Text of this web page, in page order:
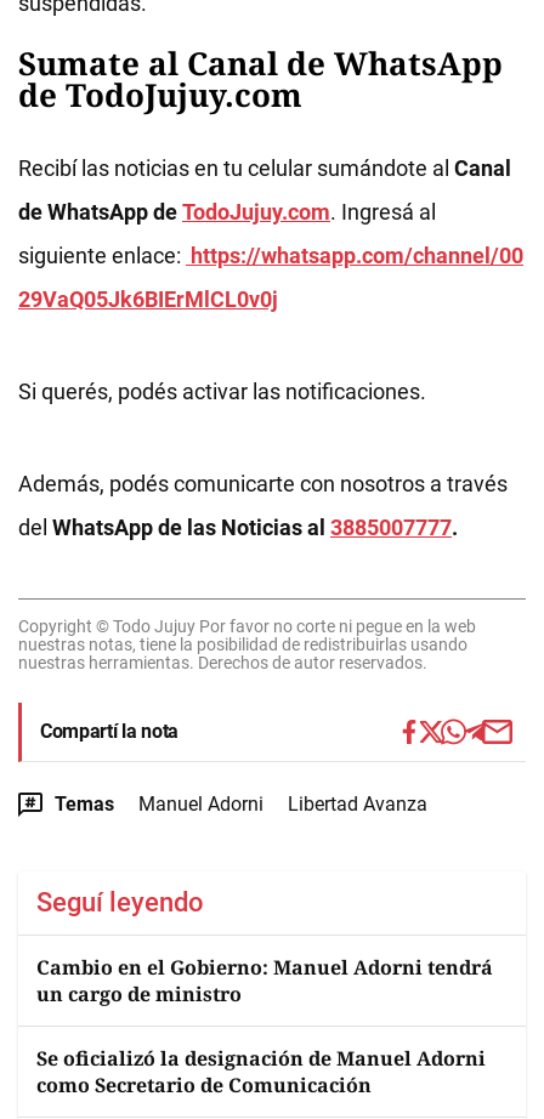
Sumate al Canal de WhatsApp
de TodoJujuy.com
Recibí las noticias en tu celular sumándote al Canal
de WhatsApp deTodoJujuy.com. Ingresá al
siguiente enlace: https://whatsapp.com/channel/00
29VaQ05Jk6BIErMlCL0v0j
Si querés, podés activar las notificaciones.
Además, podés comunicarte con nosotros a través
del WhatsApp de las Noticias al 3885007777.
Copyright © Todo Jujuy Por favor no corte ni pegue en la web
nuestras notas, tiene la posibilidad de redistribuirlas usando
nuestras herramientas. Derechos de autor reservados.
Compartí la nota
Temas Manuel Adorni Libertad Avanza
Seguí leyendo
Cambio en el Gobierno: Manuel Adorni tendrá
un cargo de ministro
Se oficializó la designación de Manuel Adorni
como Secretario de Comunicación